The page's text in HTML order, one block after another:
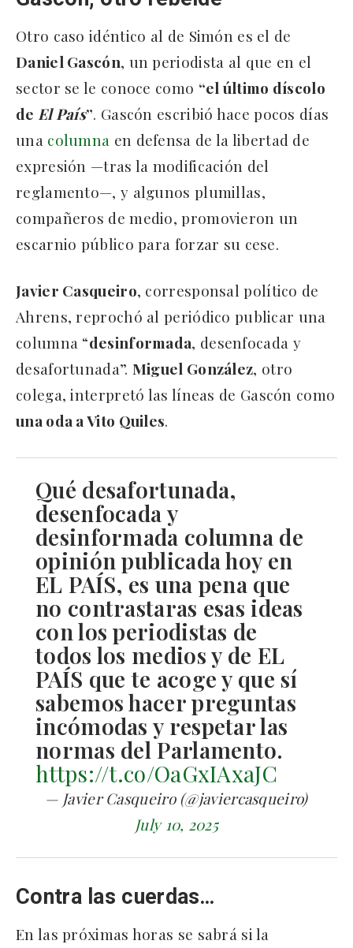
Otro caso idéntico al de Simón es el de
Daniel Gascón, un periodista al que en el
sector se le conoce como “el último díscolo
de El País”. Gascón escribió hace pocos días
una columna en defensa de la libertad de
expresión —tras la modificación del
reglamento—, y algunos plumillas,
compañeros de medio, promovieron un
escarnio público para forzar su cese.
Javier Casqueiro, corresponsal político de
Ahrens, reprochó al periódico publicar una
columna “desinformada, desenfocada y
desafortunada”. Miguel González, otro
colega, interpretó las líneas de Gascón como
una oda a Vito Quiles.
Qué desafortunada,
desenfocada y
desinformada columna de
opinión publicada hoy en
EL PAÍS, es una pena que
no contrastaras esas ideas
con los periodistas de
todos los medios y de EL
PAÍS que te acoge y que sí
sabemos hacer preguntas
incómodas y respetar las
normas del Parlamento.
https://t.co/OaGxIAxaJC
— Javier Casqueiro (@javiercasqueiro)
July 10, 2025
Contra las cuerdas…
En las próximas horas se sabrá si la